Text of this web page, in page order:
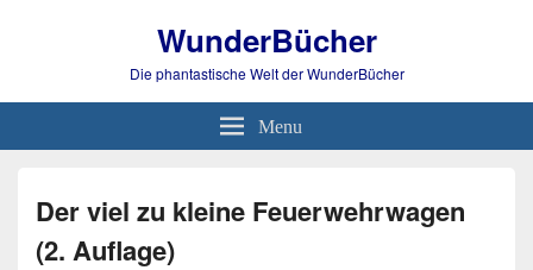
WunderBücher
Die phantastische Welt der WunderBücher
Menu
Der viel zu kleine Feuerwehrwagen
(2. Auflage)